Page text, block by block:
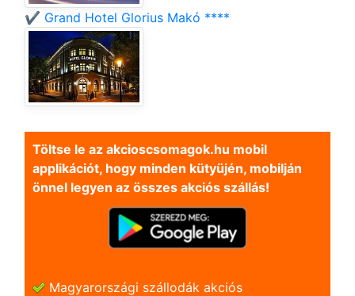
✔️ Grand Hotel Glorius Makó ****
Töltse le az akcioscsomagok.hu mobil
applikációt, hogy minden kütyüjén, mobilján
önnel legyen az összes akciós szállás!
Magyarországi szállodák akciós